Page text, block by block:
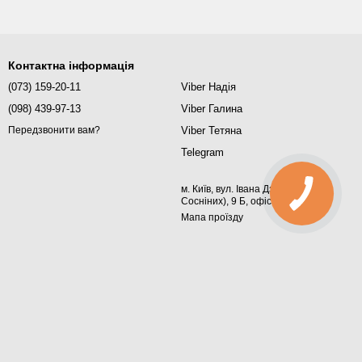
Контактна інформація
(073) 159-20-11
(098) 439-97-13
Передзвонити вам?
Viber Надія
Viber Галина
Viber Тетяна
Telegram
м. Київ, вул. Івана Дзюби (Сім'ї
Сосніних), 9 Б, офіс 367
Мапа проїзду